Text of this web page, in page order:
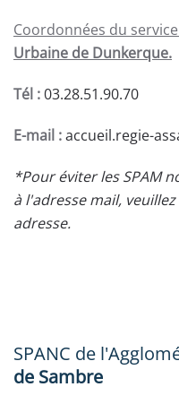
Coordonnées du service
Urbaine de Dunkerque.
Tél :03.28.51.90.70
E-mail :accueil.regie-
*Pour éviter les SPAM
à l'adresse mail,
adresse.
SPANC de
de Sambre